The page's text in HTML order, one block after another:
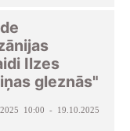
Ilzes
gleznās"
10:00 - 19.10.2025